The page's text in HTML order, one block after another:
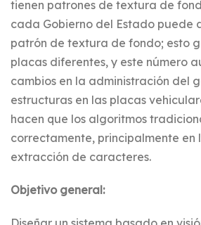
tienen patrones de textura de
cada Gobierno del Estado puede
patrón de textura de fondo; esto
placas diferentes, y este número
cambios en la administración del
estructuras en las placas
hacen que los algoritmos
correctamente, principalmente en
extracción de caracteres.
Objetivo general: